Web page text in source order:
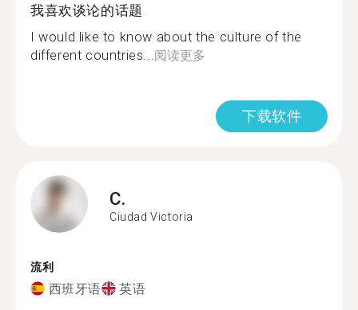
我喜欢谈论的话题
I would like to know about the culture of the
different countries...阅读更多
下载软件
C.
Ciudad Victoria
流利
西班牙语 英语